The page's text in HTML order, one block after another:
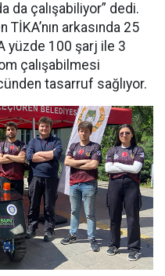
da çalışabiliyor” dedi.
arkasında 25
yüzde 100 şarj ile 3
çalışabilmesi
tasarruf sağlıyor.